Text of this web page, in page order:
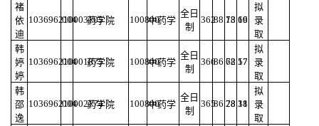
褚
依
迪
103696210003105
004 药学院 100800中药学
全日
制
36288.1378.69
16
拟
录
取
韩
婷
婷
103696210001875
004 药学院 100800中药学
全日
制
36686.6278.57
17
拟
录
取
韩
邵
逸
103696210002174
004 药学院 100800中药学
全日
制
36586.2878.31
18
拟
录
取